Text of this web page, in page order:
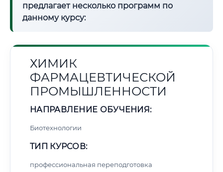
предлагает несколько программ по
данному курсу:
ХИМИК
ФАРМАЦЕВТИЧЕСКОЙ
ПРОМЫШЛЕННОСТИ
НАПРАВЛЕНИЕ ОБУЧЕНИЯ:
Биотехнологии
ТИП КУРСОВ:
профессиональная переподготовка